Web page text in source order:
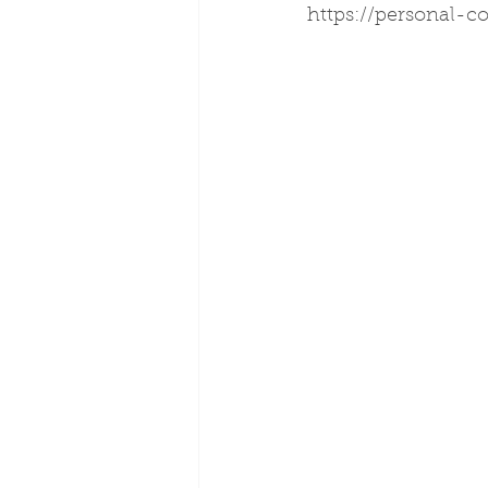
https://personal-